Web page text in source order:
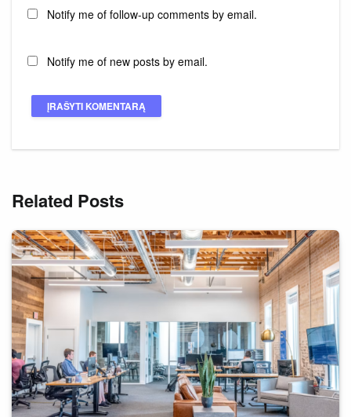
Notify me of follow-up comments by email.
Notify me of new posts by email.
Related Posts